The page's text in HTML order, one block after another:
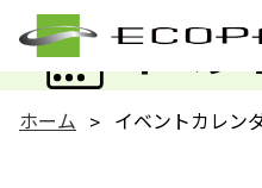
イベン
ホーム イベントカレン